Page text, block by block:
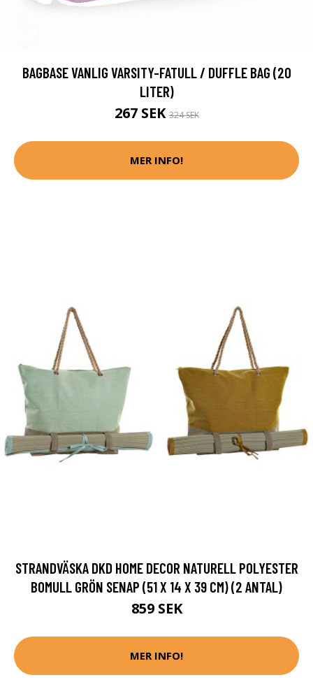
BAGBASE VANLIG VARSITY-FATULL / DUFFLE BAG (20
LITER)
267 SEK324 SEK
MER INFO!
STRANDVÄSKA DKD HOME DECOR NATURELL POLYESTER
BOMULL GRÖN SENAP (51 X 14 X 39 CM) (2 ANTAL)
859 SEK
MER INFO!